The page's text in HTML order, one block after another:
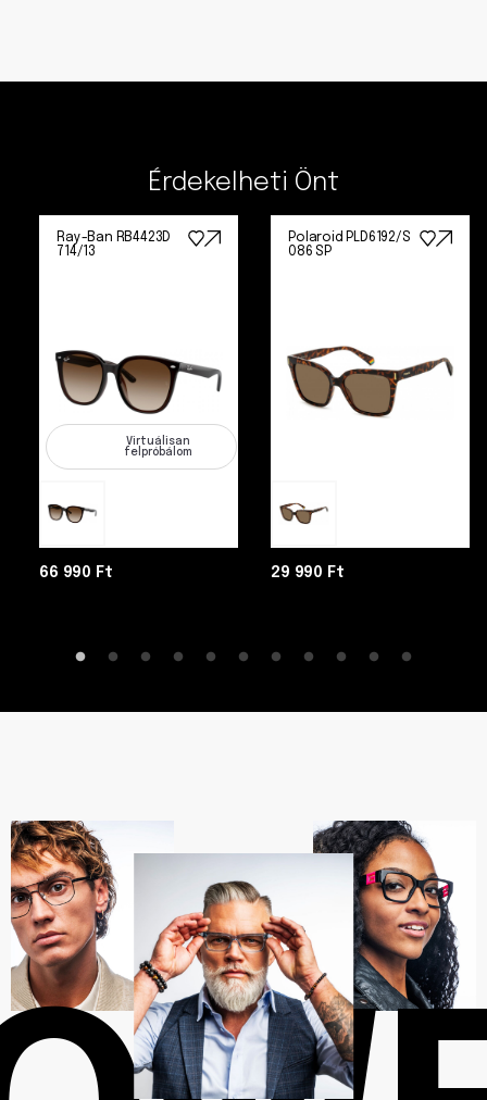
Érdekelheti Önt
Ray-Ban RB4423D
714/13
Virtuálisan
felpróbálom
66 990 Ft
Polaroid PLD6192/S
086 SP
29 990 Ft